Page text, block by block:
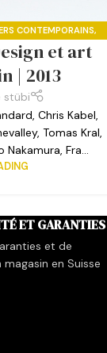
CONTEMPORAINS,
PASSÉES ,MAKIKO
ZORZENONI
KRAL
et art
| 2013
stübi
Chris Kabel,
Tomas Kral,
Nakamura, Fra...
ET GARANTIES
et de
en Suisse